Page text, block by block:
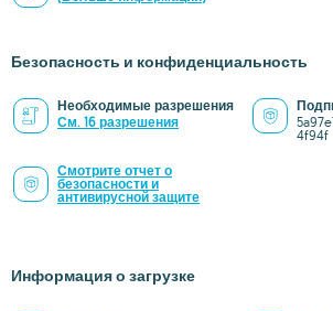
Безопасность и конфиденциальность
Необходимые разрешения
См. 16 разрешения
4f94f
Смотрите отчет о
безопасности и
антивирусной защите
Информация о загрузке